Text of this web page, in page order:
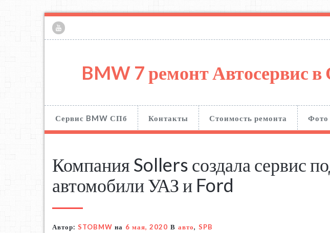
BMW 7 ремонт Автосервис
Сервис BMW СПб Контакты Стоимость ремонта Фото
Компания Sollers создала сервис
автомобили УАЗ и Ford
Автор: STOBMW на 6 мая, 2020 В авто, SPB